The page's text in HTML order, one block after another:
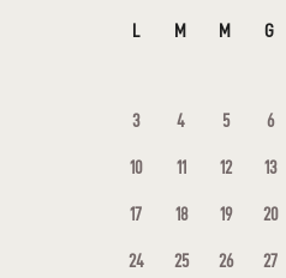
L M M G
3 4 5 6
10 11 12 13
17 18 19 20
24 25 26 27